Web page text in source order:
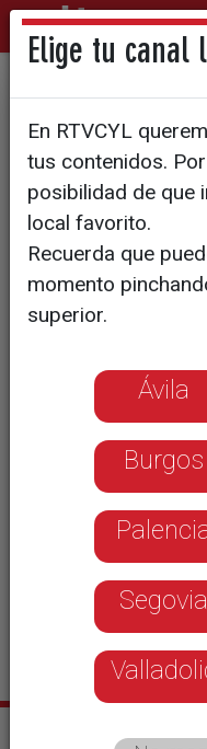
Gaizka
portería
El joven
del Barakaldo
equipo con el
Gaizka Campos. - CD
Elige tu canal
En RTVCYL
tus contenidos.
posibilidad de que
local favorito.
Recuerda que
momento
superior.
Ávila
Burgos
Segovia